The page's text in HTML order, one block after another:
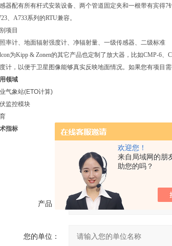
欢迎您！
来自局域网的朋
助您的吗？
器配有所有杆式安装设备、两个管道固定夹和一根带有宾得7
、A733系列的RTU兼容。
项目
率计、地面辐射强度计、净辐射量、一级传感器、二级标准
为Kipp & Zonen的其它产品也定制了放大器，比如CMP-6、
计，以便于卫星图像能够真实反映地面情况。 如果您有项目
领域
气象站(ETO计算)
监控模块
指标
产品：
您的单位：